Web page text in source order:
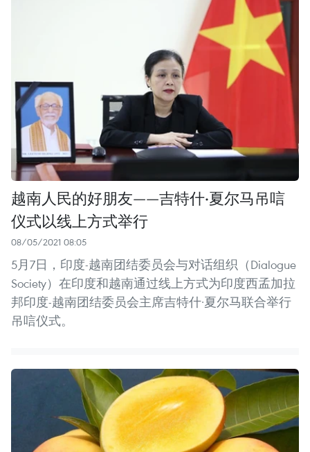
越南人民的好朋友——吉特什·夏尔马吊唁
仪式以线上方式举行
08/05/2021 08:05
5月7日，印度-越南团结委员会与对话组织（Dialogue
Society）在印度和越南通过线上方式为印度西孟加拉
邦印度-越南团结委员会主席吉特什·夏尔马联合举行
吊唁仪式。